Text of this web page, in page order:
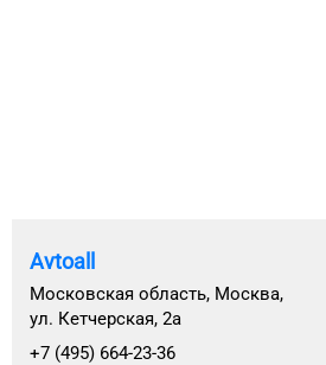
Avtoall
Московская область, Москва,
ул. Кетчерская, 2а
+7 (495) 664-23-36